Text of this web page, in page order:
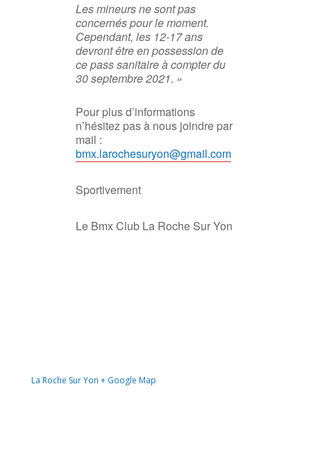
Les mineurs ne sont pas
concernés pour le moment.
Cependant, les 12-17 ans
devront être en possession de
ce pass sanitaire à compter du
30 septembre 2021. »
Pour plus d’informations
n’hésitez pas à nous joindre par
mail :
bmx.larochesuryon@gmail.com
Sportivement
Le Bmx Club La Roche Sur Yon
La Roche Sur Yon + Google Map